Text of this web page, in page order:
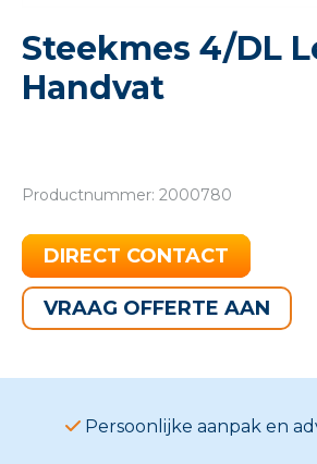
Steekmes 4/DL
Handvat
Productnummer: 2000780
DIRECT CONTACT
VRAAG OFFERTE AAN
Persoonlijke aanpak en